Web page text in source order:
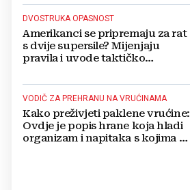
DVOSTRUKA OPASNOST
Amerikanci se pripremaju za rat
s dvije supersile? Mijenjaju
pravila i uvode taktičko
VODIČ ZA PREHRANU NA VRUĆINAMA
Kako preživjeti paklene vrućine:
Ovdje je popis hrane koja hladi
organizam i napitaka s kojima si